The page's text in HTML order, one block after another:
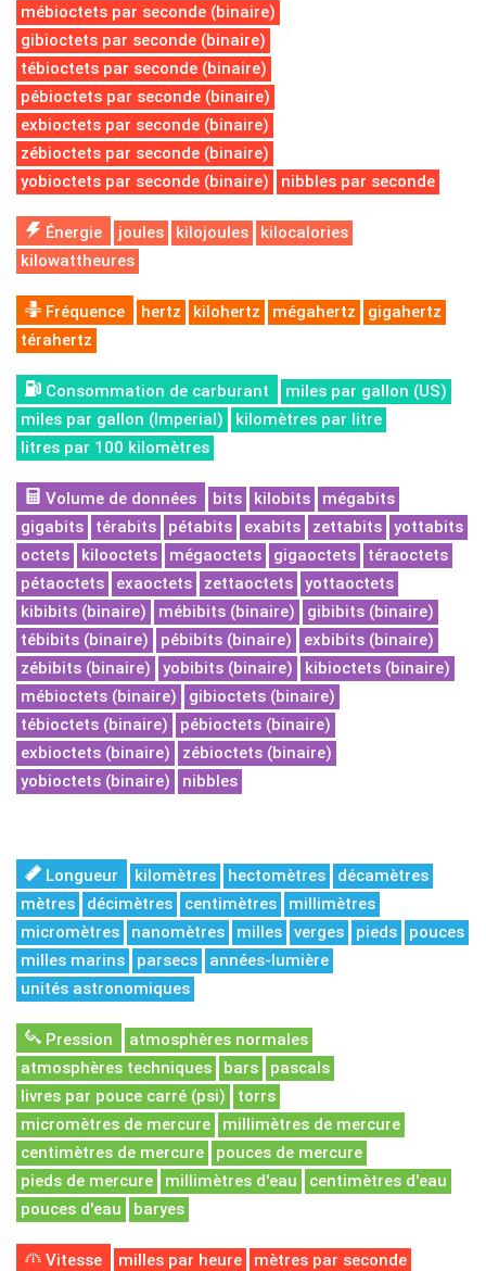
mébioctets par seconde (binaire)
gibioctets par seconde (binaire)
tébioctets par seconde (binaire)
pébioctets par seconde (binaire)
exbioctets par seconde (binaire)
zébioctets par seconde (binaire)
yobioctets par seconde (binaire)
nibbles par seconde
Énergie joules kilojoules
kilocalories
kilowattheures
Fréquence hertz kilohertz mégahertz
gigahertz
térahertz
Consommation de carburant
miles par gallon (US)
miles par gallon (Imperial)
kilomètres par litre
litres par 100 kilomètres
Volume de données bits kilobits
mégabits
gigabits
térabits pétabits exabits zettabits
yottabits
octets
kilooctets mégaoctets gigaoctets
téraoctets
pétaoctets
exaoctets zettaoctets
yottaoctets
kibibits (binaire)
mébibits (binaire)
gibibits (binaire)
tébibits (binaire)
pébibits (binaire)
exbibits (binaire)
zébibits (binaire)
yobibits (binaire)
kibioctets (binaire)
mébioctets (binaire)
gibioctets (binaire)
tébioctets (binaire)
pébioctets (binaire)
exbioctets (binaire)
zébioctets (binaire)
yobioctets (binaire)
nibbles
Longueur kilomètres hectomètres
décamètres
mètres
décimètres centimètres
millimètres
micromètres
nanomètres milles verges pieds
pouces
milles marins
parsecs
années-lumière
unités astronomiques
Pression
atmosphères normales
atmosphères techniques
bars
pascals
livres par pouce carré (psi)
torrs
micromètres de mercure
millimètres de mercure
centimètres de mercure
pouces de mercure
pieds de mercure
millimètres d'eau
centimètres d'eau
pouces d'eau
baryes
Vitesse milles par heure
mètres par seconde